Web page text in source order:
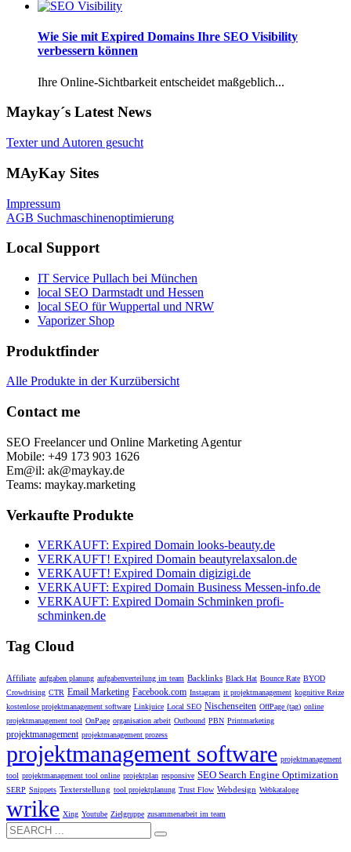
Wie Sie mit Expired Domains Ihre SEO Visibility
verbessern können
Ihre Online-Sichtbarkeit entscheidet maßgeblich...
Maykay´s Latest News
Texter und Autoren gesucht
MAyKay Sites
Impressum
AGB Suchmaschinenoptimierung
Local Support
IT Service Pullach bei München
local SEO Darmstadt und Hessen
local SEO für Wuppertal und NRW
Vaporizer Shop
Produktfinder
Alle Produkte in der Kurzübersicht
Contact me
SEO Freelancer und Online Marketing Agentur
Mobile: +49 173 903 1626
Em@il: ak@maykay.de
Teams: maykay.marketing
Verkaufte Produkte
VERKAUFT: Expired Domain looks-beauty.de
VERKAUFT! Expired Domain beautyrelaxsalon.de
VERKAUFT! Expired Domain digizigi.de
VERKAUFT: Expired Domain Business Messen-info.de
VERKAUFT: Expired Domain Schminken profi-
schminken.de
Tag Cloud
Affiliate aufgaben planung aufgabenverteilung im team Backlinks Black Hat Bounce Rate BYOD
Crowdrising CTR Email Marketing Facebook.com Instagram it projektmanagement kognitive Reize
kostenlose projektmanagement software Linkjuice Local SEO Nischenseiten OffPage (tag) online
projektmanagement tool OnPage organisation arbeit Outbound PBN Printmarketing
projektmanagement projektmanagement prozess
projektmanagement software projektmanagement
tool projektmanagement tool online projektplan responsive SEO Search Engine Optimization
SERP Snippets Texterstellung tool projektplanung Trust Flow Webdesign Webkataloge
wrike Xing Youtube Zielgruppe zusammenarbeit im team